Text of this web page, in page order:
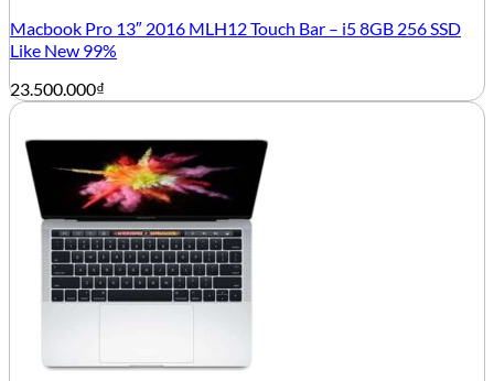
Macbook Pro 13″ 2016 MLH12 Touch Bar – i5 8GB 256 SSD
Like New 99%
23.500.000₫